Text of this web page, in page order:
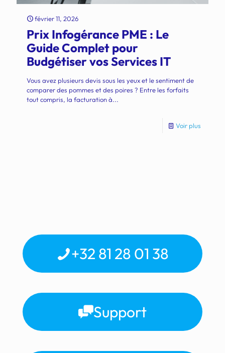
février 11, 2026
Prix Infogérance PME : Le
Guide Complet pour
Budgétiser vos Services IT
Vous avez plusieurs devis sous les yeux et le sentiment de
comparer des pommes et des poires ? Entre les forfaits
tout compris, la facturation à...
Voir plus
+32 81 28 01 38
Support